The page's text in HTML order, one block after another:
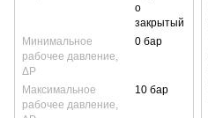
о
закрытый
Минимальное
рабочее давление,
ΔP
0 бар
Максимальное
рабочее давление,
10 бар